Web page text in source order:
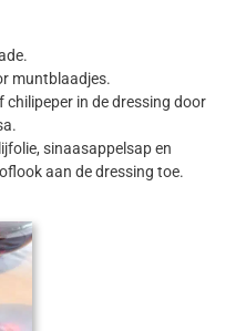
muntblaadjes.
chilipeper in de dressing door
sinaasappelsap en
aan de dressing toe.